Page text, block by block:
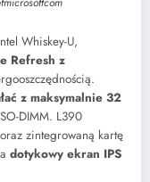
Whiskey-U,
Refresh z
z maksymalnie 32
DIMM. L390
zintegrowaną kartę
dotykowy ekran IPS